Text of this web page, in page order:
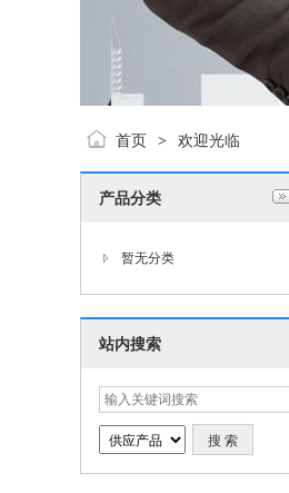
首页 > 欢迎光临
产品分类
暂无分类
站内搜索